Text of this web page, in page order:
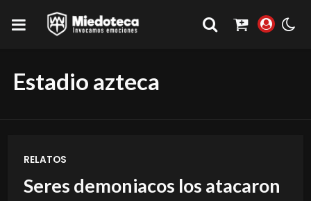
Estadio azteca
RELATOS
Seres demoniacos los atacaron